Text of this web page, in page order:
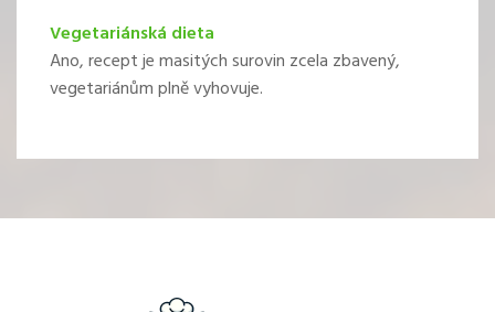
Vegetariánská dieta
Ano, recept je masitých surovin zcela zbavený,
vegetariánům plně vyhovuje.